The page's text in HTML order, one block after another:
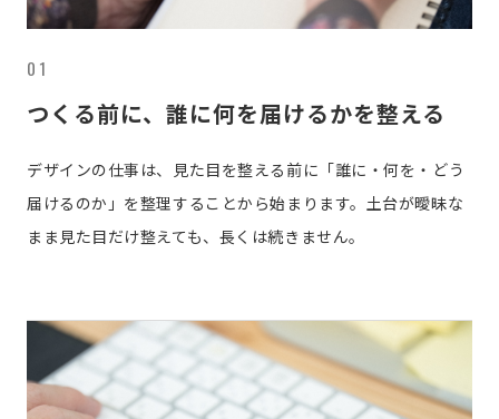
01
つくる前に、誰に何を届けるかを整える
デザインの仕事は、見た目を整える前に「誰に・何を・どう
届けるのか」を整理することから始まります。土台が曖昧な
まま見た目だけ整えても、長くは続きません。